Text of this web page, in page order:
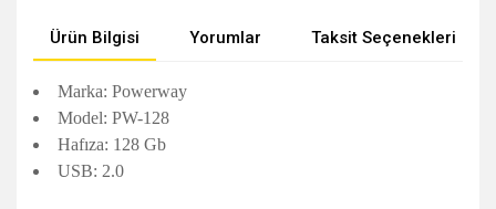
Ürün Bilgisi Yorumlar Taksit Seçenekleri
Marka: Powerway
Model: PW-128
Hafıza: 128 Gb
USB: 2.0